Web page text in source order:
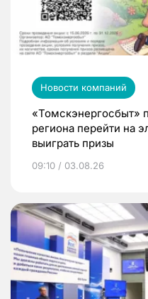
Новости компаний
«Томскэнергосбыт»
региона перейти на
выиграть призы
09:10 / 03.08.26